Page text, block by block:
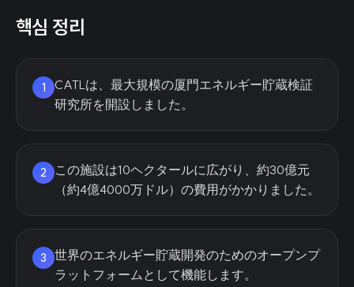
핵심 정리
1
CATLは、最大規模の厦門エネルギー貯蔵検証
研究所を開設しました。
2
この施設は10ヘクタールに広がり、約30億元
（約4億4000万ドル）の費用がかかりました。
3
世界のエネルギー貯蔵開発のためのオープンプ
ラットフォームとして機能します。